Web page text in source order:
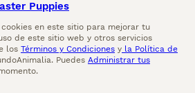
Puppies
en este sitio para mejorar tu
de este sitio web y otros servicios
los Términos y Condiciones y la Política de
Puedes Administrar tus